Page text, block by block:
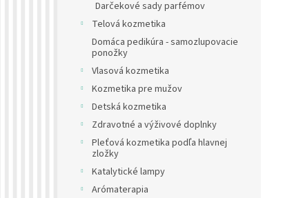
Darčekové sady parfémov
Telová kozmetika
Domáca pedikúra - samozlupovacie
ponožky
Vlasová kozmetika
Kozmetika pre mužov
Detská kozmetika
Zdravotné a výživové doplnky
Pleťová kozmetika podľa hlavnej
zložky
Katalytické lampy
Arómaterapia